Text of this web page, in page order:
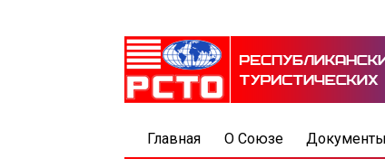
Главная О Союзе Документы